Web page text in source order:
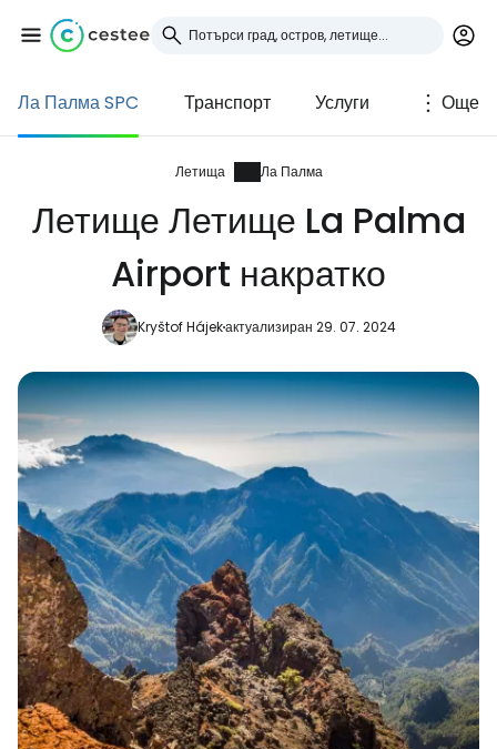
Ла Палма SPC Транспорт Услуги Още
Летища Ла Палма
Летище Летище La Palma
Airport накратко
Kryštof Hájekактуализиран 29. 07. 2024
Влезте в Cestee
... световната общност на туристите
Продължете с Google
Продължете с Facebook
Продължете с имейл